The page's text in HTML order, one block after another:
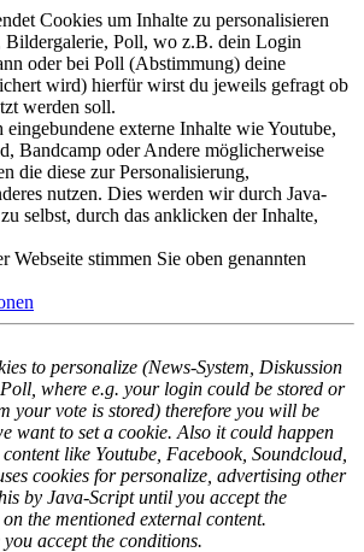
Cookies um Inhalte zu personalisieren
Bildergalerie, Poll, wo z.B. dein Login
oder bei Poll (Abstimmung) deine
wird) hierfür wirst du jeweils gefragt ob
werden soll.
eingebundene externe Inhalte wie Youtube,
Bandcamp oder Andere möglicherweise
die diese zur Personalisierung,
nutzen. Dies werden wir durch Java-
selbst, durch das anklicken der Inhalte,
Webseite stimmen Sie oben genannten
to personalize (News-System, Diskussion
where e.g. your login could be stored or
your vote is stored) therefore you will be
want to set a cookie. Also it could happen
like Youtube, Facebook, Soundcloud,
cookies for personalize, advertising other
by Java-Script until you accept the
the mentioned external content.
accept the conditions.